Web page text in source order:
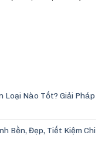
Loại Nào Tốt? Giải Pháp
Bền, Đẹp, Tiết Kiệm Chi